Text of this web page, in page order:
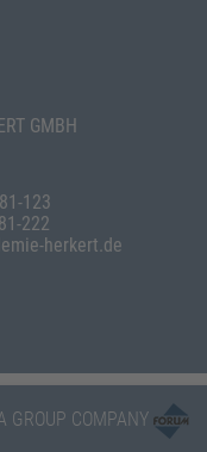
GMBH
123
222
herkert.de
GROUP COMPANY